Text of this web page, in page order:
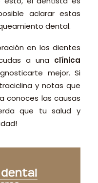
aclarar estas
dental.
en los dientes
a una clínica
mejor. Si
y notas que
conoces las causas
que tu salud y